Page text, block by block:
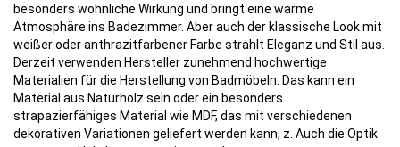
besonders wohnliche Wirkung und bringt eine warme
Atmosphäre ins Badezimmer. Aber auch der klassische Look mit
weißer oder anthrazitfarbener Farbe strahlt Eleganz und Stil aus.
Derzeit verwenden Hersteller zunehmend hochwertige
Materialien für die Herstellung von Badmöbeln. Das kann ein
Material aus Naturholz sein oder ein besonders
strapazierfähiges Material wie MDF, das mit verschiedenen
dekorativen Variationen geliefert werden kann, z. Auch die Optik